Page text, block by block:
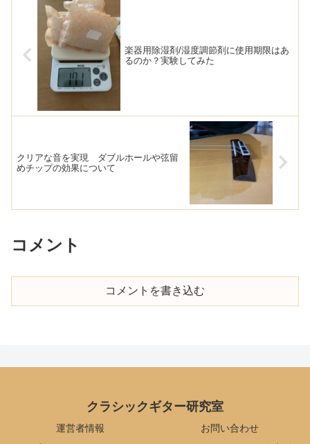
楽器用除湿剤/湿度調節剤に使用期限はあ
るのか？実験してみた
クリアな音を実現 ダブルホールや弦留
めチップの効果について
コメント
コメントを書き込む
クラシックギター研究室
運営者情報
お問い合わせ